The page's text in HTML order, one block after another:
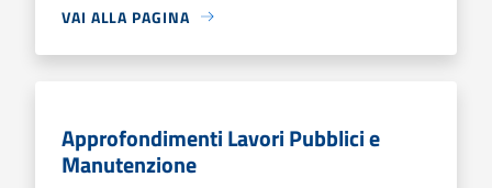
VAI ALLA PAGINA
Approfondimenti Lavori Pubblici e
Manutenzione